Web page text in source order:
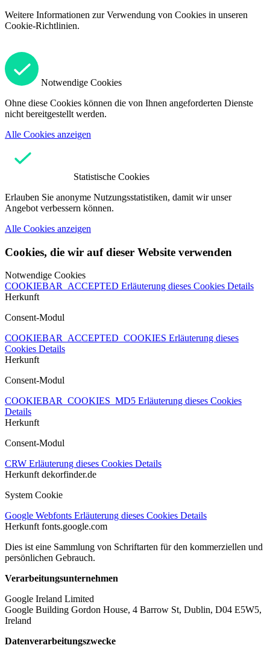
Weitere Informationen zur Verwendung von Cookies in unseren
Cookie-Richtlinien.
Notwendige Cookies
Ohne diese Cookies können die von Ihnen angeforderten Dienste
nicht bereitgestellt werden.
Alle Cookies anzeigen
Statistische Cookies
Erlauben Sie anonyme Nutzungsstatistiken, damit wir unser
Angebot verbessern können.
Alle Cookies anzeigen
Cookies, die wir auf dieser Website verwenden
Notwendige Cookies
COOKIEBAR_ACCEPTED Erläuterung dieses Cookies Details
Herkunft
Consent-Modul
COOKIEBAR_ACCEPTED_COOKIES Erläuterung dieses
Cookies Details
Herkunft
Consent-Modul
COOKIEBAR_COOKIES_MD5 Erläuterung dieses Cookies
Details
Herkunft
Consent-Modul
CRW Erläuterung dieses Cookies Details
Herkunft dekorfinder.de
System Cookie
Google Webfonts Erläuterung dieses Cookies Details
Herkunft fonts.google.com
Dies ist eine Sammlung von Schriftarten für den kommerziellen und
persönlichen Gebrauch.
Verarbeitungsunternehmen
Google Ireland Limited
Google Building Gordon House, 4 Barrow St, Dublin, D04 E5W5,
Ireland
Datenverarbeitungszwecke